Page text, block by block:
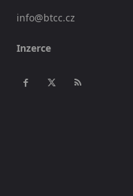
info@btcc.cz
Inzerce